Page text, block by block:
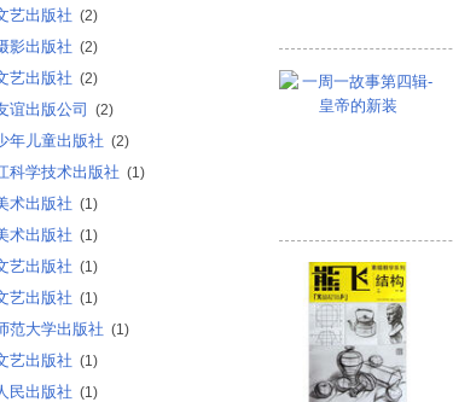
艺出版社 (2)
影出版社 (2)
艺出版社 (2)
谊出版公司 (2)
年儿童出版社 (2)
科学技术出版社 (1)
术出版社 (1)
术出版社 (1)
艺出版社 (1)
艺出版社 (1)
范大学出版社 (1)
艺出版社 (1)
民出版社 (1)